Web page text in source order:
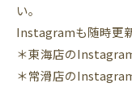
い。
Instagramも随時更
＊東海店の
＊常滑店の